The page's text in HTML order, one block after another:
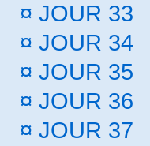
¤ JOUR 33
¤ JOUR 34
¤ JOUR 35
¤ JOUR 36
¤ JOUR 37